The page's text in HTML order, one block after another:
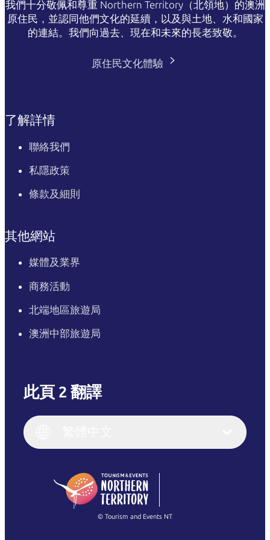
我們十分敬佩和尊重 Northern Territory（北領地）的澳洲
原住民，並認同他們文化的延續，以及與土地、水和國家
的連結。我們向過去、現在和未來的長老致敬。
原住民文化體驗
了解詳情
聯絡我們
私隱政策
條款及細則
其他網站
媒體及業界
商務活動
北端地區旅遊局
澳洲中部旅遊局
此頁 2 翻譯
English (US)
English
(Singapore)
Français
繁體中文
© Tourism and Events NT